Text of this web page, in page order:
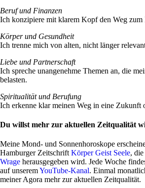
Beruf und Finanzen
Ich kon­zi­piere mit klarem Kopf den Weg zum
Körper und Gesund­heit
Ich trenne mich von alten, nicht länger
Liebe und Part­ner­schaft
Ich spreche unan­ge­nehme Themen an, die
belasten.
Spi­ri­tua­lität und Beru­fung
Ich erkenne klar meinen Weg in eine Zukunft
Du willst mehr zur aktuellen Zeitqualität
Meine Mond- und Son­nen­ho­ro­skope
Ham­burger Zeit­schriftKörper Geist Seele,
Wrage her­aus­ge­geben wird. Jede Woche
auf unseremYou­Tube-Kanal. Einmal
meiner Agora mehr zur aktu­ellen Zeitqualität.